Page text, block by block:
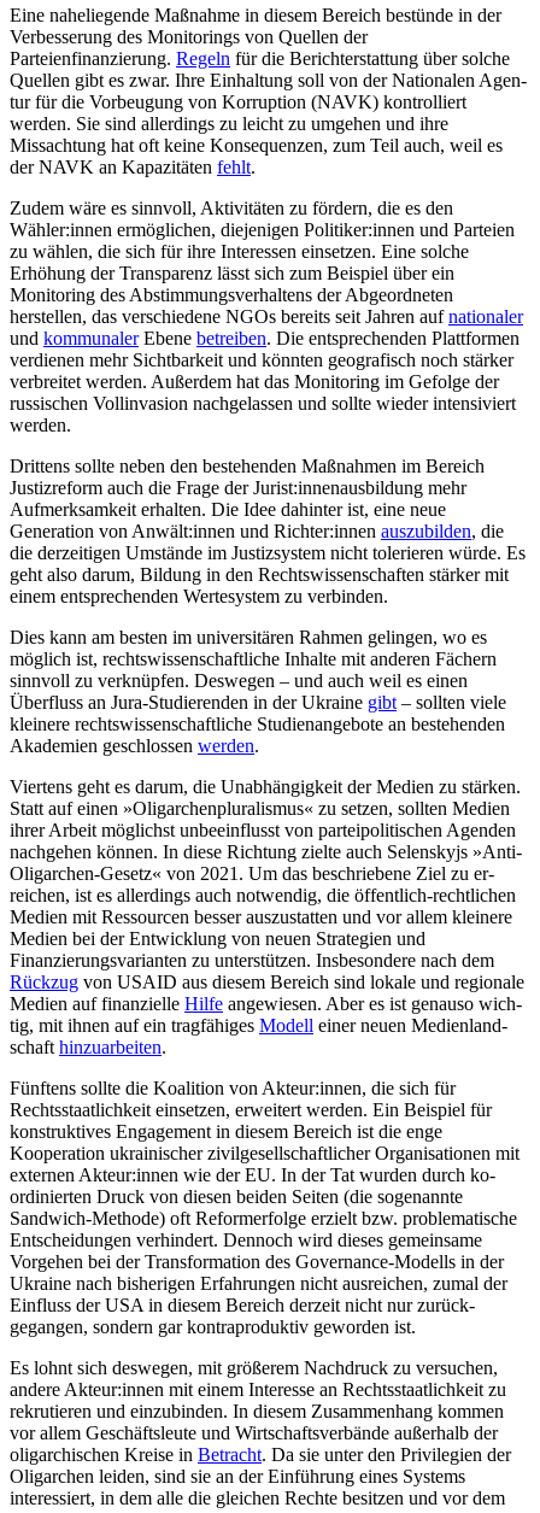
Eine naheliegende Maßnahme in diesem Bereich bestünde in der
Verbesserung des Monitorings von Quellen der
Parteienfinanzierung. Regeln für die Berichterstattung über solche
Quellen gibt es zwar. Ihre Ein­haltung soll von der Nationalen Agen­
tur für die Vorbeugung von Korruption (NAVK) kon­trol­liert
werden. Sie sind allerdings zu leicht zu umgehen und ihre
Missachtung hat oft keine Konsequenzen, zum Teil auch, weil es
der NAVK an Kapazitäten fehlt.
Zudem wäre es sinnvoll, Aktivitäten zu fördern, die es den
Wähler:innen ermög­lichen, diejenigen Politiker:innen und Par­teien
zu wählen, die sich für ihre Interessen einsetzen. Eine solche
Erhöhung der Trans­parenz lässt sich zum Beispiel über ein
Monitoring des Abstimmungsverhaltens der Abgeordneten
herstellen, das verschiedene NGOs bereits seit Jahren aufnationaler
und kommunalerEbene betreiben. Die ent­sprechenden Plattformen
verdienen mehr Sichtbarkeit und könnten geografisch noch stärker
verbreitet werden. Außerdem hat das Monitoring im Gefolge der
russischen Vollinvasion nachgelassen und sollte wieder intensiviert
werden.
Drittens sollte neben den bestehenden Maßnahmen im Bereich
Justizreform auch die Frage der Jurist:innenausbildung mehr
Aufmerksamkeit erhalten. Die Idee dahin­ter ist, eine neue
Generation von Anwält:in­nen und Richter:innen auszubilden, die
die derzeitigen Umstände im Justizsystem nicht tolerieren würde. Es
geht also darum, Bil­dung in den Rechtswissenschaften stärker mit
einem entsprechenden Wertesystem zu verbinden.
Dies kann am besten im universitären Rahmen gelingen, wo es
möglich ist, rechts­wissenschaftliche Inhalte mit anderen Fächern
sinnvoll zu verknüpfen. Deswegen – und auch weil es einen
Überfluss an Jura-Studierenden in der Ukraine gibt – sollten viele
kleinere rechtswissenschaft­liche Studienangebote an bestehenden
Akademien geschlossen werden.
Viertens geht es darum, die Unabhängigkeit der Medien zu stärken.
Statt auf einen »Oligarchenpluralismus« zu setzen, sollten Medien
ihrer Arbeit möglichst unbeeinflusst von parteipolitischen Agenden
nach­gehen können. In diese Richtung zielte auch Selenskyjs »Anti-
Olig­archen-Gesetz« von 2021. Um das beschriebene Ziel zu er­
reichen, ist es allerdings auch notwendig, die öffentlich-rechtlichen
Medien mit Res­sourcen besser auszustatten und vor allem kleinere
Medien bei der Entwick­lung von neuen Strategien und
Finanzierungsvarianten zu unterstützen. Insbesondere nach dem
Rückzug von USAID aus diesem Be­reich sind lokale und regionale
Medien auf finanzielle Hilfe angewiesen. Aber es ist genauso wich­
tig, mit ihnen auf ein trag­fähiges Modell einer neuen Medienland­
schaft hinzuarbeiten.
Fünftens sollte die Koalition von Akteur:in­nen, die sich für
Rechtsstaatlichkeit einsetzen, erweitert werden. Ein Beispiel für
konstruktives Engagement in diesem Bereich ist die enge
Kooperation ukrainischer zivilgesellschaftlicher Orga­nisationen mit
externen Akteur:innen wie der EU. In der Tat wurden durch ko­
ordinierten Druck von diesen beiden Seiten (die sogenannte
Sandwich-Methode) oft Reformerfolge erzielt bzw. problematische
Entschei­dungen verhindert. Dennoch wird dieses gemeinsame
Vorgehen bei der Trans­formation des Governance-Modells in der
Ukraine nach bisherigen Erfahrungen nicht ausreichen, zumal der
Einfluss der USA in diesem Bereich derzeit nicht nur zurück­
gegangen, sondern gar kontraproduktiv geworden ist.
Es lohnt sich deswegen, mit größerem Nachdruck zu versuchen,
andere Akteur:in­nen mit einem Interesse an Rechtsstaatlichkeit zu
rekrutieren und einzubinden. In diesem Zusammenhang kommen
vor allem Geschäftsleute und Wirtschaftsverbände außerhalb der
oligarchischen Kreise in Betracht. Da sie unter den Privilegien der
Oligarchen leiden, sind sie an der Einführung eines Systems
interessiert, in dem alle die glei­chen Rechte besitzen und vor dem